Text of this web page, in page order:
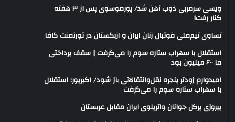
ویسی سرمربی ذوب آهن شد/ پورموسوی پس از ۳ هفته
کنار رفت!
تساوی تیم‌ملی فوتبال زنان ایران و ازبکستان در تورنمنت کافا
استقلال با سهراب ستاره سوم را می‌گرفت | سقف پرداختی
ما ۶۰۰ میلیون بود
امیدوارم زودتر پنجره نقل‌وانتقالاتی باز شود/ اکبرپور: استقلال
با سهراب ستاره سوم را می‌گرفت
پیروزی پرگل جوانان واترپلوی ایران مقابل عربستان